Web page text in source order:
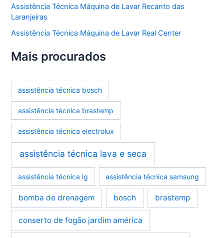
Assistência Técnica Máquina de Lavar Recanto das
Laranjeiras
Assistência Técnica Máquina de Lavar Real Center
Mais procurados
assistência técnica bosch
assistência técnica brastemp
assistência técnica electrolux
assistência técnica lava e seca
assistência técnica lg assistência técnica samsung
bomba de drenagem bosch brastemp
conserto de fogão jardim américa